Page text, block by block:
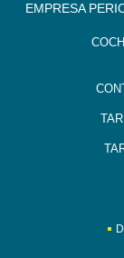
EMPRESA